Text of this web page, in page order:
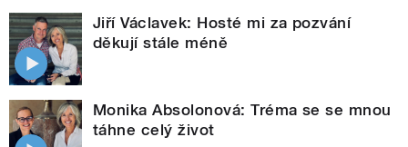
Jiří Václavek: Hosté mi za pozvání
děkují stále méně
Monika Absolonová: Tréma se se mnou
táhne celý život